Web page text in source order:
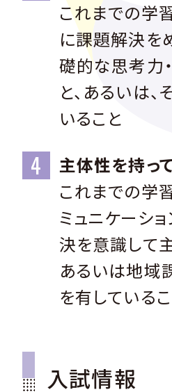
これまでの学
に課題解決を
礎的な思考力
と、あるいは
いること
主体性を持っ
これまでの学
ミュニケーシ
決を意識して
あるいは地域
を有している
入試情報